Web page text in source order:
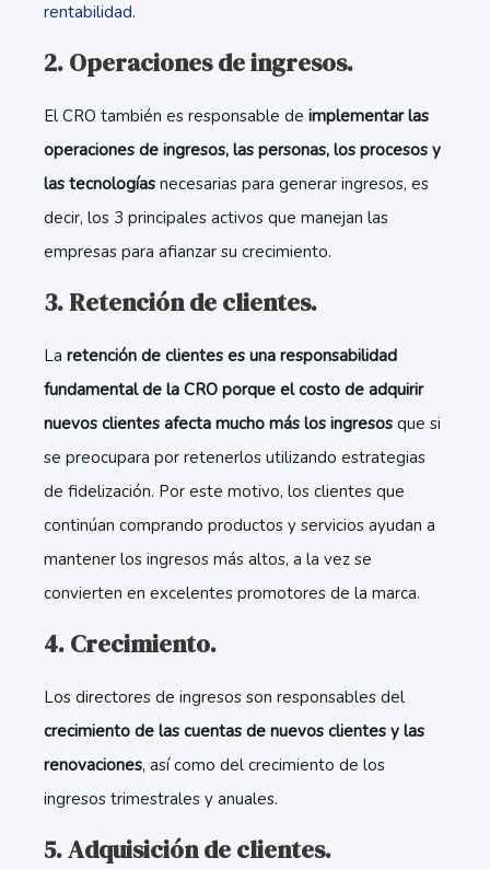
rentabilidad.
2. Operaciones de ingresos.
El CRO también es responsable de implementar las
operaciones de ingresos, las personas, los procesos y
las tecnologías necesarias para generar ingresos, es
decir, los 3 principales activos que manejan las
empresas para afianzar su crecimiento.
3. Retención de clientes.
La retención de clientes es una responsabilidad
fundamental de la CRO porque el costo de adquirir
nuevos clientes afecta mucho más los ingresos que si
se preocupara por retenerlos utilizando estrategias
de fidelización. Por este motivo, los clientes que
continúan comprando productos y servicios ayudan a
mantener los ingresos más altos, a la vez se
convierten en excelentes promotores de la marca.
4. Crecimiento.
Los directores de ingresos son responsables del
crecimiento de las cuentas de nuevos clientes y las
renovaciones, así como del crecimiento de los
ingresos trimestrales y anuales.
5. Adquisición de clientes.